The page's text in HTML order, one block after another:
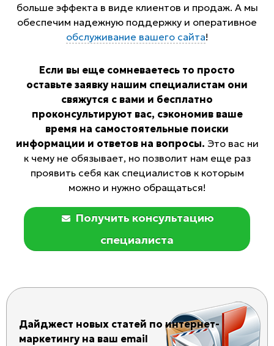
больше эффекта в виде клиентов и продаж. А мы
обеспечим надежную поддержку и оперативное
обслуживание вашего сайта!
Если вы еще сомневаетесь то просто
оставьте заявку нашим специалистам они
свяжутся с вами и бесплатно
проконсультируют вас, сэкономив ваше
время на самостоятельные поиски
информации и ответов на вопросы. Это вас ни
к чему не обязывает, но позволит нам еще раз
проявить себя как специалистов к которым
можно и нужно обращаться!
Получить консультацию
специалиста
Дайджест новых статей по интернет-
маркетингу на ваш email